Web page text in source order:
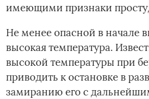
имеющими признаки
Не менее опасной в начале
высокая температура.
высокой температуры при
приводить к остановке в
замиранию его с